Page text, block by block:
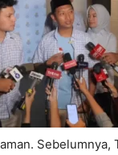
Sebelumnya,